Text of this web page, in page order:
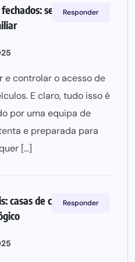
segurança e
e controlar o acesso de
E claro, tudo isso é
por uma equipa de
e preparada para
[…]
Responder
casas de campo para
Responder